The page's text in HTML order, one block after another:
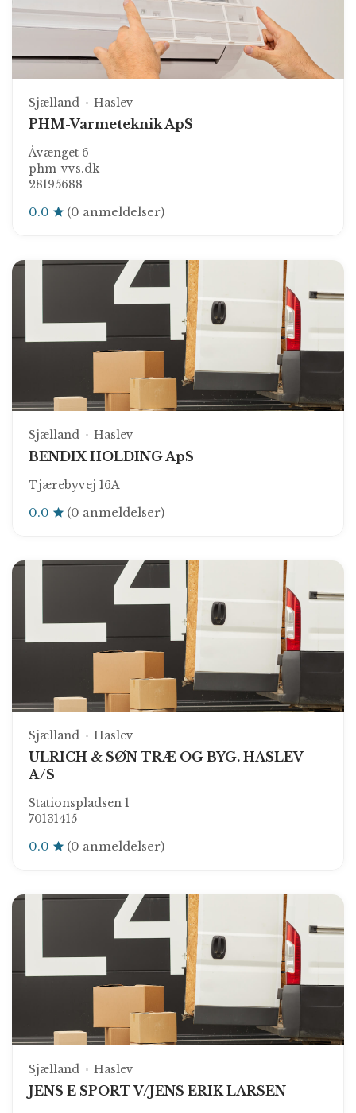
Sjælland Haslev
PHM-Varmeteknik ApS
Åvænget 6
phm-vvs.dk
28195688
0.0 (0 anmeldelser)
Sjælland Haslev
BENDIX HOLDING ApS
Tjærebyvej 16A
0.0 (0 anmeldelser)
Sjælland Haslev
ULRICH & SØN TRÆ OG BYG. HASLEV
A/S
Stationspladsen 1
70131415
0.0 (0 anmeldelser)
Sjælland Haslev
JENS E SPORT V/JENS ERIK LARSEN